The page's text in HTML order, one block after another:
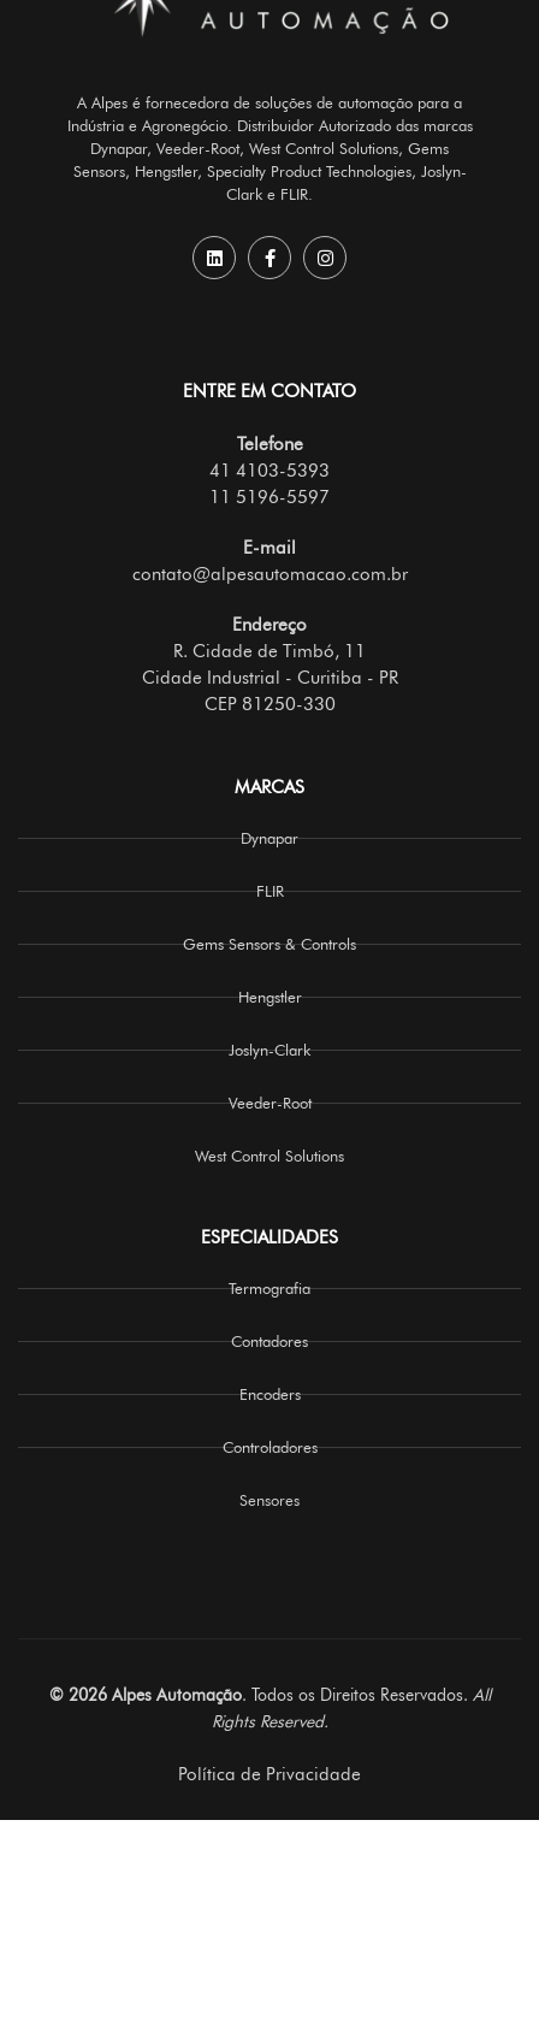
A Alpes é fornecedora de soluções de automação para a
Indústria e Agronegócio. Distribuidor Autorizado das marcas
Dynapar, Veeder-Root, West Control Solutions, Gems
Sensors, Hengstler, Specialty Product Technologies, Joslyn-
Clark e FLIR.
ENTRE EM CONTATO
Telefone
41 4103-5393
11 5196-5597
E-mail
contato@alpesautomacao.com.br
Endereço
R. Cidade de Timbó, 11
Cidade Industrial - Curitiba - PR
CEP 81250-330
MARCAS
Dynapar
FLIR
Gems Sensors & Controls
Hengstler
Joslyn-Clark
Veeder-Root
West Control Solutions
ESPECIALIDADES
Termografia
Contadores
Encoders
Controladores
Sensores
© 2026 Alpes Automação. Todos os Direitos Reservados. All
Rights Reserved.
Política de Privacidade